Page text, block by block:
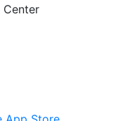
Center